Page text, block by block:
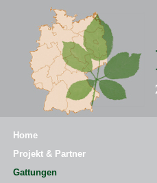
Home
Projekt & Partner
Gattungen